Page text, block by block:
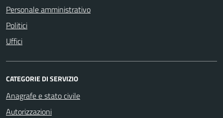
Personale amministrativo
Politici
Uffici
CATEGORIE DI SERVIZIO
Anagrafe e stato civile
Autorizzazioni